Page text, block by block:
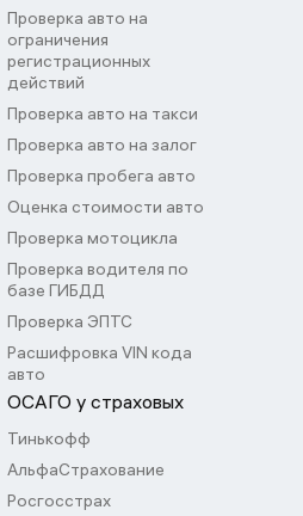
Проверка авто на
ограничения
регистрационных
действий
Проверка авто на такси
Проверка авто на залог
Проверка пробега авто
Оценка стоимости авто
Проверка мотоцикла
Проверка водителя по
базе ГИБДД
Проверка ЭПТС
Расшифровка VIN кода
авто
ОСАГО у страховых
Тинькофф
АльфаСтрахование
Росгосстрах